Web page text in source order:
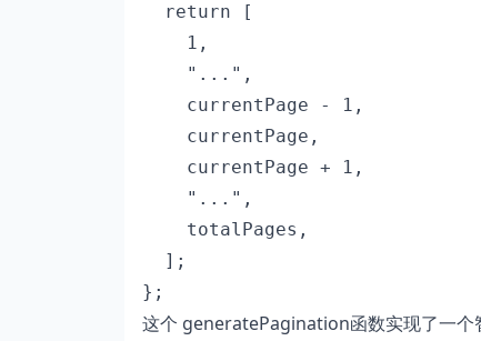
return [
1,
"...",
currentPage - 1,
currentPage,
currentPage + 1,
"...",
totalPages,
];
这个 generatePagination函数实现了一个